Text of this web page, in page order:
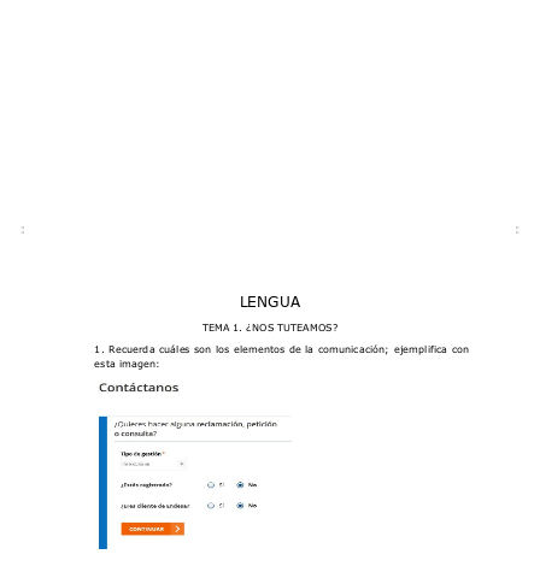
LENGUA
TEMA 1. ¿NOS TUTEAMOS?
1. Recuerda cuáles son los elementos de la comunicación; ejemplifica con
esta imagen: